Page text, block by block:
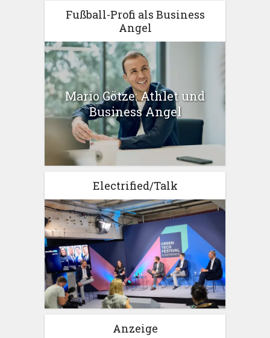
Fußball-Profi als Business
Angel
Mario Götze: Athlet und
Business Angel
Electrified/Talk
Anzeige